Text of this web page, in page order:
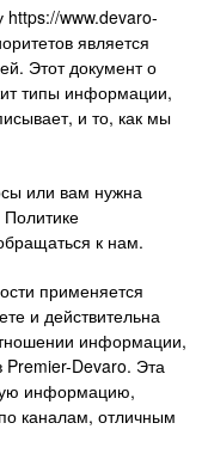
https://www.devaro-
является
Этот документ о
типы информации,
и то, как мы
или вам нужна
к нам.
применяется
и действительна
информации,
Premier-Devaro. Эта
информацию,
каналам, отличным